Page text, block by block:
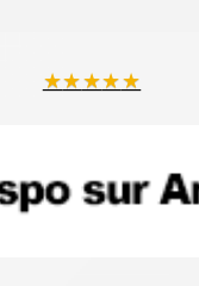
★★★★★